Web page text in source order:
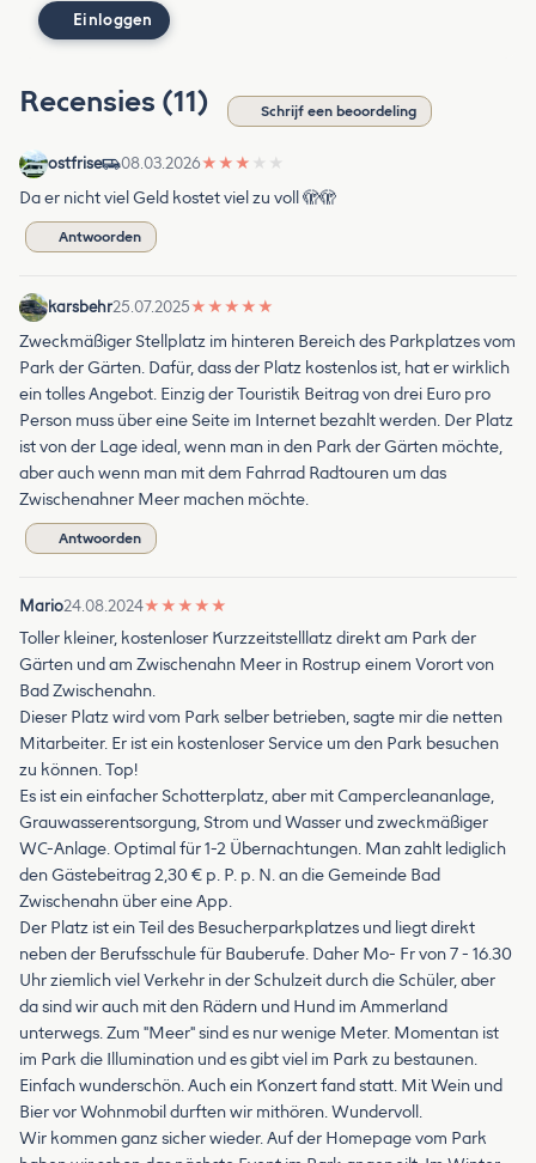
Einloggen
Recensies (11) Schrijf een beoordeling
ostfrise 08.03.2026★ ★ ★ ★ ★
Da er nicht viel Geld kostet viel zu voll 🫣🫣
Antwoorden
karsbehr25.07.2025★ ★ ★ ★ ★
Zweckmäßiger Stellplatz im hinteren Bereich des Parkplatzes vom
Park der Gärten. Dafür, dass der Platz kostenlos ist, hat er wirklich
ein tolles Angebot. Einzig der Touristik Beitrag von drei Euro pro
Person muss über eine Seite im Internet bezahlt werden. Der Platz
ist von der Lage ideal, wenn man in den Park der Gärten möchte,
aber auch wenn man mit dem Fahrrad Radtouren um das
Zwischenahner Meer machen möchte.
Antwoorden
Mario24.08.2024★ ★ ★ ★ ★
Toller kleiner, kostenloser Kurzzeitstelllatz direkt am Park der
Gärten und am Zwischenahn Meer in Rostrup einem Vorort von
Bad Zwischenahn.
Dieser Platz wird vom Park selber betrieben, sagte mir die netten
Mitarbeiter. Er ist ein kostenloser Service um den Park besuchen
zu können. Top!
Es ist ein einfacher Schotterplatz, aber mit Campercleananlage,
Grauwasserentsorgung, Strom und Wasser und zweckmäßiger
WC-Anlage. Optimal für 1-2 Übernachtungen. Man zahlt lediglich
den Gästebeitrag 2,30 € p. P. p. N. an die Gemeinde Bad
Zwischenahn über eine App.
Der Platz ist ein Teil des Besucherparkplatzes und liegt direkt
neben der Berufsschule für Bauberufe. Daher Mo- Fr von 7 - 16.30
Uhr ziemlich viel Verkehr in der Schulzeit durch die Schüler, aber
da sind wir auch mit den Rädern und Hund im Ammerland
unterwegs. Zum "Meer" sind es nur wenige Meter. Momentan ist
im Park die Illumination und es gibt viel im Park zu bestaunen.
Einfach wunderschön. Auch ein Konzert fand statt. Mit Wein und
Bier vor Wohnmobil durften wir mithören. Wundervoll.
Wir kommen ganz sicher wieder. Auf der Homepage vom Park